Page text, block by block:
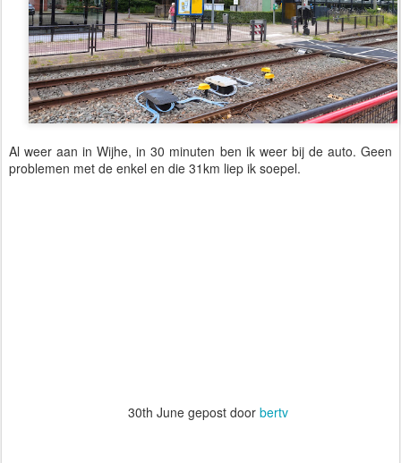
Al weer aan in Wijhe, in 30 minuten ben ik weer bij de auto. Geen
problemen met de enkel en die 31km liep ik soepel.
30th June gepost door bertv